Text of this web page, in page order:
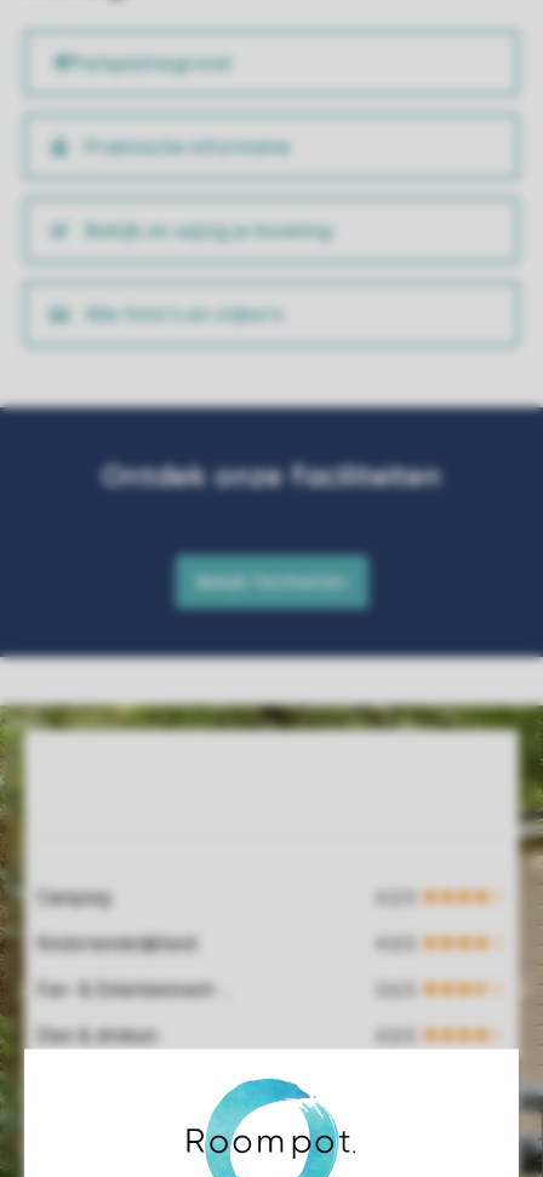
Praktische informatie
Bekijk en wijzig je boeking
Alle foto’s en video’s
Service Rating from our guests
Camping
Kindvriendelijkheid
Eten & drinken